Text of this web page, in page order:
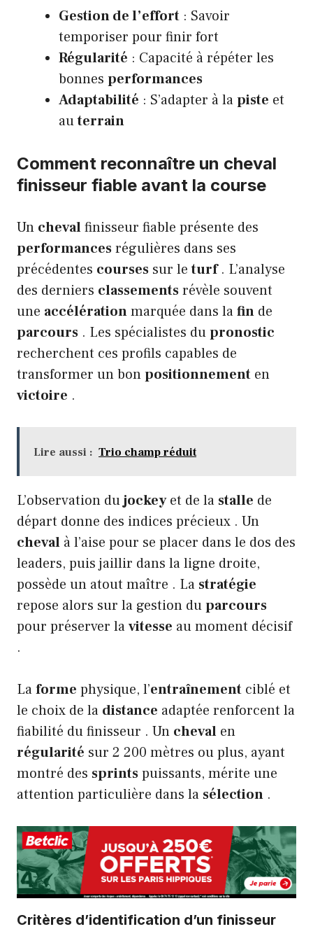
Gestion de l’effort : Savoir
temporiser pour finir fort
Régularité : Capacité à répéter les
bonnes performances
Adaptabilité : S’adapter à lapiste et
auterrain
Comment reconnaître un cheval
finisseur fiable avant la course
Un chevalfinisseur fiable présente des
performancesrégulières dans ses
précédentes courses sur leturf. L’analyse
des derniers classementsrévèle souvent
une accélérationmarquée dans lafin de
parcours . Les spécialistes dupronostic
recherchent ces profils capables de
transformer un bonpositionnement en
victoire .
Lire aussi : Trio champ réduit
L’observation dujockeyet de la stalle de
départ donne des indices précieux . Un
cheval à l’aise pour se placer dans le dos des
leaders, puis jaillir dans la ligne droite,
possède un atout maître . La stratégie
repose alors sur la gestion duparcours
pour préserver lavitesse au moment décisif
.
Laforme physique, l’entraînement ciblé et
le choix de la distance adaptée renforcent la
fiabilité du finisseur . Un cheval en
régularité sur 2 200 mètres ou plus, ayant
montré des sprintspuissants, mérite une
attention particulière dans la sélection .
Critères d’identification d’un finisseur